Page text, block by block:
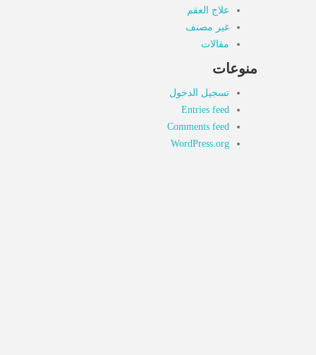
علاج العقم
غير مصنف
مقالات
منوعات
تسجيل الدخول
Entries feed
Comments feed
WordPress.org